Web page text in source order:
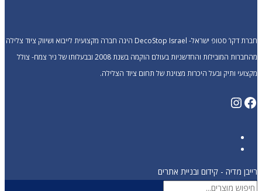
חברת דקו’ סטופ ישראל- DecoStop Israel הינה חברה מקצועית לייבוא ושיווק ציוד צלילה
מהחברות המובילות והחדשניות בעולם הוקמה בשנת 2008 ובבעלותו של ניר צמח- צולל
מקצועי ותיק ובעל היכרות מצוינת של תחום ציוד הצלילה.
Facebook
Instagram
רייבן מדיה - קידום ובניית אתרים
Products